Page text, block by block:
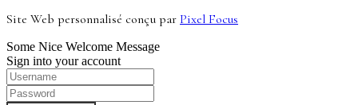
Site Web personnalisé conçu par Pixel Focus
Some Nice Welcome Message
Sign into your account